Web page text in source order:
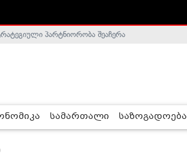
არალეგიტიმურია - ჰელსინკის კომისია
პარტნიორობა შეაჩერა
სამართალი საზოგადოება